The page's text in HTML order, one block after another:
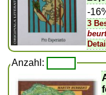
-
3
Anzahl: